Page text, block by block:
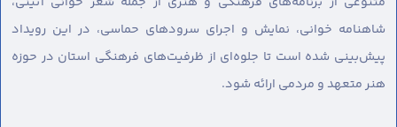
شاهنامه خوانی، نمایش و اجرای سرودهای حماسی، در این رویداد
پیش‌بینی شده است تا جلوه‌ای از ظرفیت‌های فرهنگی استان در حوزه
هنر متعهد و مردمی ارائه شود.